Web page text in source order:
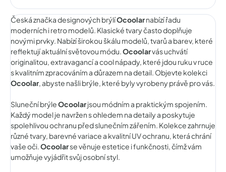
Česká značka designových brýlíOcoolarnabízí řadu
moderních i retro modelů. Klasické tvary často doplňuje
novými prvky. Nabízí širokou škálu modelů, tvarů a barev, které
reflektují aktuální světovou módu.Ocoolarvás uchvátí
originalitou, extravagancí a cool nápady, které jdou ruku v ruce
s kvalitním zpracováním a důrazem na detail. Objevte kolekci
Ocoolar, abyste našli brýle, které byly vyrobeny právě pro vás.
Sluneční brýleOcoolarjsou módním a praktickým spojením.
Každý model je navržen s ohledem na detaily a poskytuje
spolehlivou ochranu před slunečním zářením. Kolekce zahrnuje
různé tvary, barevné variace a kvalitní UV ochranu, která chrání
vaše oči.Ocoolarse věnuje estetice i funkčnosti, čímž vám
umožňuje vyjádřit svůj osobní styl.